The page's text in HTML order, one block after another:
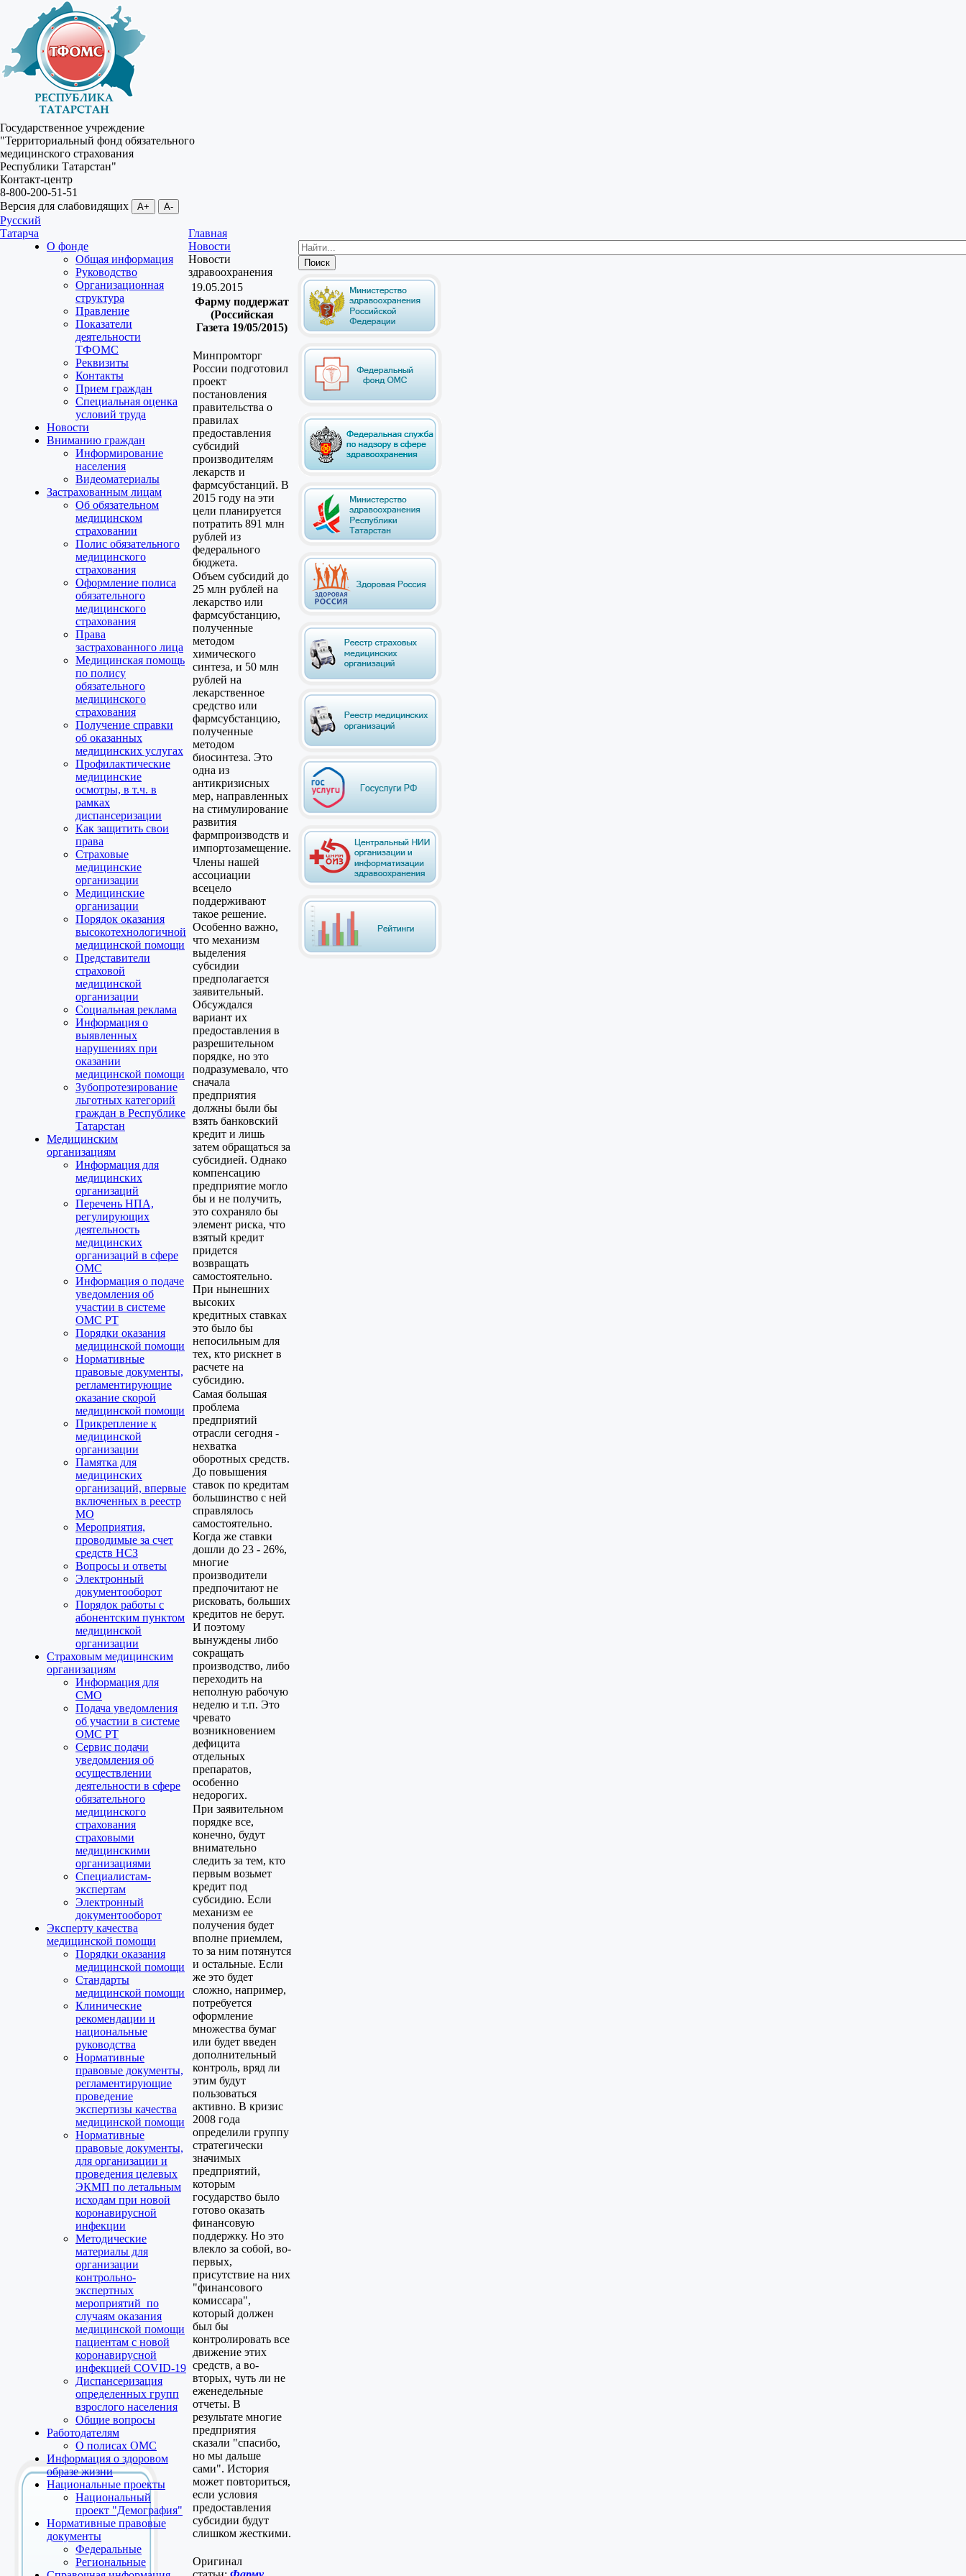
Государственное учреждение
"Территориальный фонд обязательного
медицинского страхования
Республики Татарстан"
Контакт-центр
8-800-200-51-51
Версия для слабовидящих
A+ A-
Русский
Татарча
О фонде
Общая информация
Руководство
Организационная
структура
Правление
Показатели
деятельности
ТФОМС
Реквизиты
Контакты
Прием граждан
Специальная оценка
условий труда
Новости
Вниманию граждан
Информирование
населения
Видеоматериалы
Застрахованным лицам
Об обязательном
медицинском
страховании
Полис обязательного
медицинского
страхования
Оформление полиса
обязательного
медицинского
страхования
Права
застрахованного лица
Медицинская помощь
по полису
обязательного
медицинского
страхования
Получение справки
об оказанных
медицинских услугах
Профилактические
медицинские
осмотры, в т.ч. в
рамках
диспансеризации
Как защитить свои
права
Страховые
медицинские
организации
Медицинские
организации
Порядок оказания
высокотехнологичной
медицинской помощи
Представители
страховой
медицинской
организации
Социальная реклама
Информация о
выявленных
нарушениях при
оказании
медицинской помощи
Зубопротезирование
льготных категорий
граждан в Республике
Татарстан
Медицинским
организациям
Информация для
медицинских
организаций
Перечень НПА,
регулирующих
деятельность
медицинских
организаций в сфере
ОМС
Информация о подаче
уведомления об
участии в системе
ОМС РТ
Порядки оказания
медицинской помощи
Нормативные
правовые документы,
регламентирующие
оказание скорой
медицинской помощи
Прикрепление к
медицинской
организации
Памятка для
медицинских
организаций, впервые
включенных в реестр
МО
Мероприятия,
проводимые за счет
средств НСЗ
Вопросы и ответы
Электронный
документооборот
Порядок работы с
абонентским пунктом
медицинской
организации
Страховым медицинским
организациям
Информация для
СМО
Подача уведомления
об участии в системе
ОМС РТ
Сервис подачи
уведомления об
осуществлении
деятельности в сфере
обязательного
медицинского
страхования
страховыми
медицинскими
организациями
Специалистам-
экспертам
Электронный
документооборот
Эксперту качества
медицинской помощи
Порядки оказания
медицинской помощи
Стандарты
медицинской помощи
Клинические
рекомендации и
национальные
руководства
Нормативные
правовые документы,
регламентирующие
проведение
экспертизы качества
медицинской помощи
Нормативные
правовые документы,
для организации и
проведения целевых
ЭКМП по летальным
исходам при новой
коронавирусной
инфекции
Методические
материалы для
организации
контрольно-
экспертных
мероприятий по
случаям оказания
медицинской помощи
пациентам с новой
коронавирусной
инфекцией COVID-19
Диспансеризация
определенных групп
взрослого населения
Общие вопросы
Работодателям
О полисах ОМС
Информация о здоровом
образе жизни
Национальные проекты
Национальный
проект "Демография"
Нормативные правовые
документы
Федеральные
Региональные
Главная
Новости
Новости
здравоохранения
19.05.2015
Фарму поддержат
(Российская
Газета 19/05/2015)
Минпромторг
России подготовил
проект
постановления
правительства о
правилах
предоставления
субсидий
производителям
лекарств и
фармсубстанций. В
2015 году на эти
цели планируется
потратить 891 млн
рублей из
федерального
бюджета.
Объем субсидий до
25 млн рублей на
лекарство или
фармсубстанцию,
полученные
методом
химического
синтеза, и 50 млн
рублей на
лекарственное
средство или
фармсубстанцию,
полученные
методом
биосинтеза. Это
одна из
антикризисных
мер, направленных
на стимулирование
развития
фармпроизводств и
импортозамещение.
Члены нашей
ассоциации
всецело
поддерживают
такое решение.
Особенно важно,
что механизм
выделения
субсидии
предполагается
заявительный.
Обсуждался
вариант их
предоставления в
разрешительном
порядке, но это
подразумевало, что
сначала
предприятия
должны были бы
взять банковский
кредит и лишь
затем обращаться за
субсидией. Однако
компенсацию
предприятие могло
бы и не получить,
это сохраняло бы
элемент риска, что
взятый кредит
придется
возвращать
самостоятельно.
При нынешних
высоких
кредитных ставках
это было бы
непосильным для
тех, кто рискнет в
расчете на
субсидию.
Самая большая
проблема
предприятий
отрасли сегодня -
нехватка
оборотных средств.
До повышения
ставок по кредитам
большинство с ней
справлялось
самостоятельно.
Когда же ставки
дошли до 23 - 26%,
многие
производители
предпочитают не
рисковать, больших
кредитов не берут.
И поэтому
вынуждены либо
сокращать
производство, либо
переходить на
неполную рабочую
неделю и т.п. Это
чревато
возникновением
дефицита
отдельных
препаратов,
особенно
недорогих.
При заявительном
порядке все,
конечно, будут
внимательно
следить за тем, кто
первым возьмет
кредит под
субсидию. Если
механизм ее
получения будет
вполне приемлем,
то за ним потянутся
и остальные. Если
же это будет
сложно, например,
потребуется
оформление
множества бумаг
или будет введен
дополнительный
контроль, вряд ли
этим будут
пользоваться
активно. В кризис
2008 года
определили группу
стратегически
значимых
предприятий,
которым
государство было
готово оказать
финансовую
поддержку. Но это
влекло за собой, во-
первых,
присутствие на них
"финансового
комиссара",
который должен
был бы
контролировать все
движение этих
средств, а во-
вторых, чуть ли не
еженедельные
отчеты. В
результате многие
предприятия
сказали "спасибо,
но мы дальше
сами". История
может повториться,
если условия
предоставления
субсидии будут
слишком жесткими.
Оригинал